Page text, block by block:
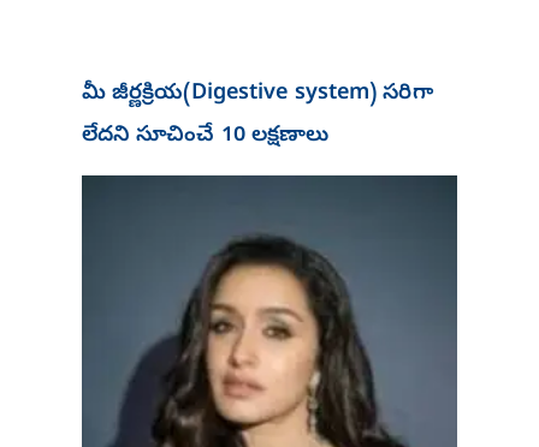
మీ జీర్ణక్రియ(Digestive system) సరిగా
లేదని సూచించే 10 లక్షణాలు